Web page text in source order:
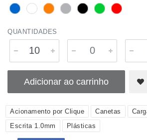
QUANTIDADES
Adicionar ao carrinho
Acionamento por Clique Canetas
Escrita 1.0mm
Plásticas